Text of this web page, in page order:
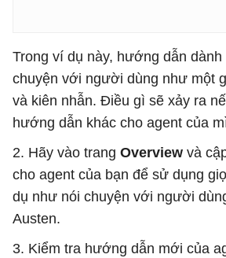
Trong ví dụ này, hướng dẫn dành
chuyện với người dùng như một
và kiên nhẫn. Điều gì sẽ xảy ra
hướng dẫn khác cho agent của
2. Hãy vào trang Overview và
cho agent của bạn để sử dụng
dụ như nói chuyện với người
Austen.
3. Kiểm tra hướng dẫn mới của